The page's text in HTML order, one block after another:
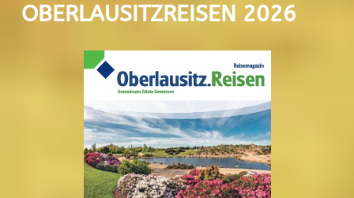
OBERLAUSITZREISEN 2026